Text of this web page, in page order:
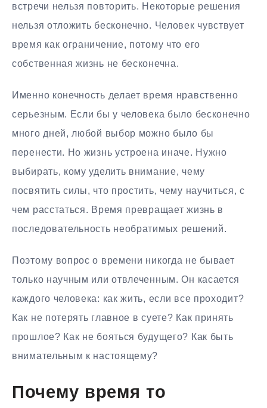
встречи нельзя повторить. Некоторые решения
нельзя отложить бесконечно. Человек чувствует
время как ограничение, потому что его
собственная жизнь не бесконечна.
Именно конечность делает время нравственно
серьезным. Если бы у человека было бесконечно
много дней, любой выбор можно было бы
перенести. Но жизнь устроена иначе. Нужно
выбирать, кому уделить внимание, чему
посвятить силы, что простить, чему научиться, с
чем расстаться. Время превращает жизнь в
последовательность необратимых решений.
Поэтому вопрос о времени никогда не бывает
только научным или отвлеченным. Он касается
каждого человека: как жить, если все проходит?
Как не потерять главное в суете? Как принять
прошлое? Как не бояться будущего? Как быть
внимательным к настоящему?
Почему время то